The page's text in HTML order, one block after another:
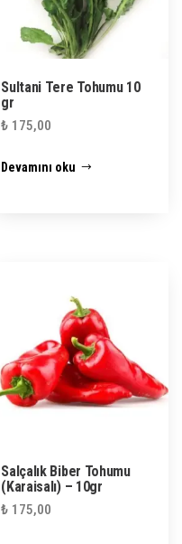
Sultani Tere Tohumu 10
gr
₺ 175,00
Devamını oku
Salçalık Biber Tohumu
(Karaisalı) – 10gr
₺ 175,00